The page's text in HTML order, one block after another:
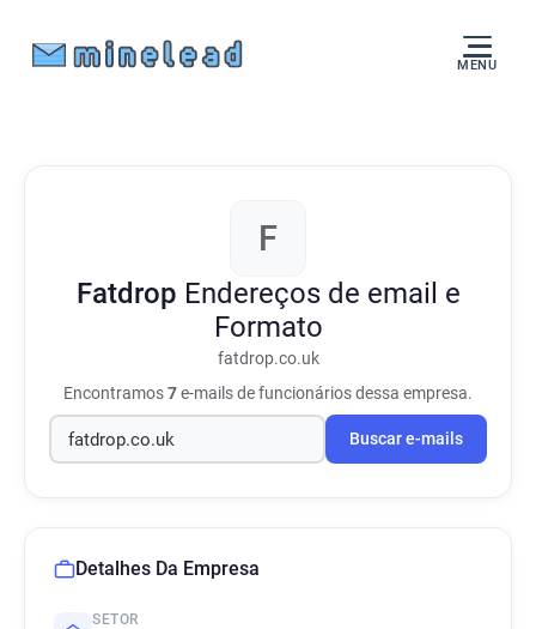
MENU
F
Fatdrop Endereços de email e
Formato
fatdrop.co.uk
Encontramos7e-mails de funcionários dessa empresa.
Buscar e-mails
Detalhes Da Empresa
SETOR